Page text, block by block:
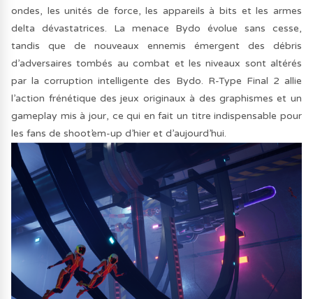
ondes, les unités de force, les appareils à bits et les armes
delta dévastatrices. La menace Bydo évolue sans cesse,
tandis que de nouveaux ennemis émergent des débris
d’adversaires tombés au combat et les niveaux sont altérés
par la corruption intelligente des Bydo. R-Type Final 2 allie
l’action frénétique des jeux originaux à des graphismes et un
gameplay mis à jour, ce qui en fait un titre indispensable pour
les fans de shoot’em-up d’hier et d’aujourd’hui.